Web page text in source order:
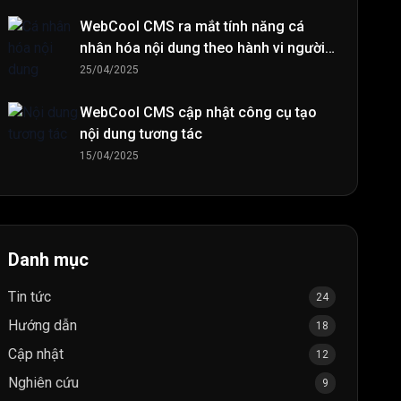
WebCool CMS ra mắt tính năng cá
nhân hóa nội dung theo hành vi người
đọc
25/04/2025
WebCool CMS cập nhật công cụ tạo
nội dung tương tác
15/04/2025
Danh mục
Tin tức 24
Hướng dẫn 18
Cập nhật 12
Nghiên cứu 9